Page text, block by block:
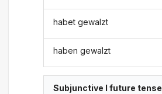
habet gewalzt
haben gewalzt
Subjunctive I future tense